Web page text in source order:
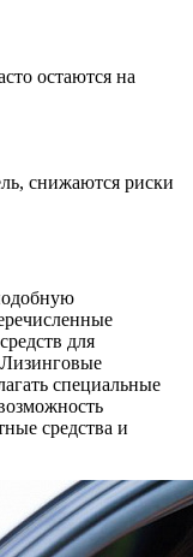
остаются на
снижаются риски
для
специальные
средства и